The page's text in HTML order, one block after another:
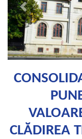
Previous
CLĂDIREA